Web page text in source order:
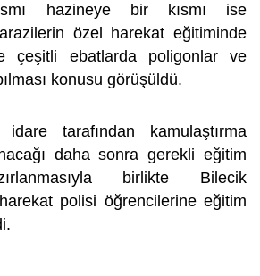
hazineye bir kısmı ise
özel harekat eğitiminde
çeşitli ebatlarda poligonlar ve
konusu görüşüldü.
tarafından kamulaştırma
daha sonra gerekli eğitim
birlikte Bilecik
polisi öğrencilerine eğitim